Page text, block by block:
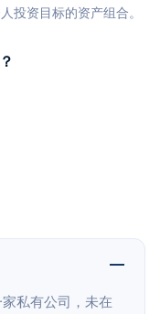
投资目标的资产组合。
私有公司，未在